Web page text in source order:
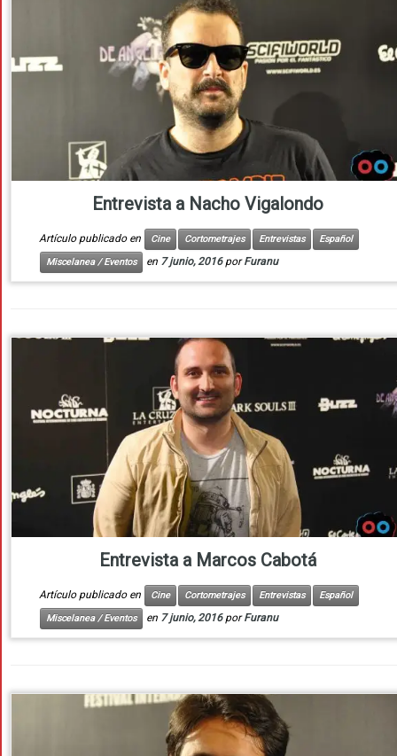
Entrevista a Nacho Vigalondo
Artículo publicado en Cine Cortometrajes Entrevistas
Español
Miscelanea / Eventos
en 7 junio, 2016 porFuranu
Entrevista a Marcos Cabotá
Artículo publicado en Cine Cortometrajes Entrevistas
Español
Miscelanea / Eventos
en 7 junio, 2016 porFuranu